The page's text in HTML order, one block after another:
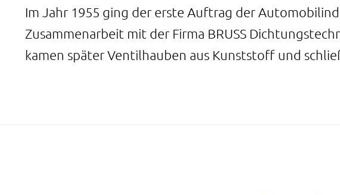
Im Jahr 1955 ging der erste Auftrag der
Zusammenarbeit mit der Firma BRUSS
kamen später Ventilhauben aus Kunststoff und